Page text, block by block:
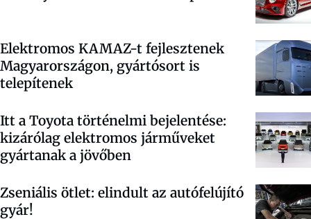
Elektromos KAMAZ-t fejlesztenek
Magyarországon, gyártósort is
telepítenek
Itt a Toyota történelmi bejelentése:
kizárólag elektromos járműveket
gyártanak a jövőben
Zseniális ötlet: elindult az autófelújító
gyár!